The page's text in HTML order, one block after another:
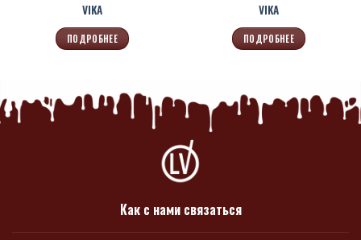
VIKA
ПОДРОБНЕЕ
VIKA
ПОДРОБНЕЕ
Как с нами связаться